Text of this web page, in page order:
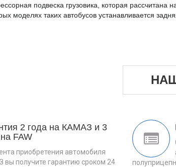
подвеска грузовика, которая
моделях таких автобусов устанавливается
2 года на КАМАЗ и 3
FAW
приобретения автомобиля
вы получите гарантию сроком 24